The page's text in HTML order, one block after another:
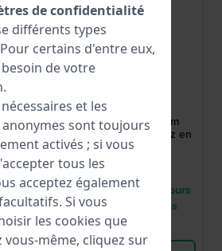
à
Atacama Field 43 mm
Montre suisse à quartz en
carbone
445,00 €
● Livraison entre 3 jours
à 7 jours ouvrables
Comparer
de confidentialité
différents types
certains d'entre eux,
de votre
et les
sont toujours
activés ; si vous
tous les
acceptez également
Si vous
les cookies que
vous-même, cliquez sur